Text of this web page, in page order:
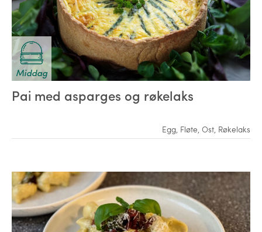
Middag
Pai med asparges og røkelaks
Egg, Fløte, Ost, Røkelaks